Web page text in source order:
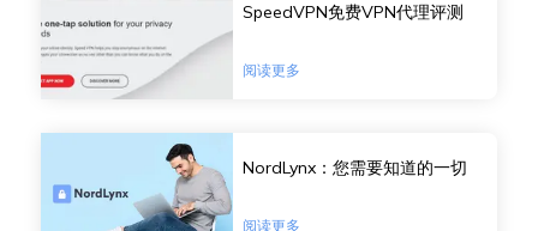
SpeedVPN免费VPN代理评测
阅读更多
NordLynx：您需要知道的一切
阅读更多